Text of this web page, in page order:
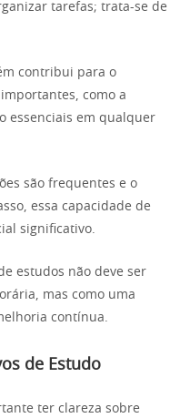
tarefas; trata-se de
contribui para o
como a
essenciais em qualquer
são frequentes e o
essa capacidade de
significativo.
estudos não deve ser
mas como uma
contínua.
de Estudo
ter clareza sobre